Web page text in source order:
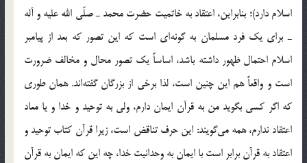
اسلام دارد)؛ بنابراين، اعتقاد به خاتميت حضرت محمد ـ صلّي الله عليه و آله
ـ براي يك فرد مسلمان به گونه‌اي است كه اين تصور كه بعد از پيامبر
اسلام احتمال ظهور داشته باشد، اساساً يك تصور محال و مخالف ضرورت
است و واقعاً هم اين چنين است، لذا برخي از بزرگان گفته‌اند. همان طوري
كه اگر كسي بگويد من به قرآن ايمان دارم، ولي به توحيد و خدا و يا معاد
اعتقاد ندارم، همه مي‌گويند: اين حرف تناقض است، زيرا قرآن كتاب توحيد و
اعتقاد به قرآن برابر است با ايمان به وحدانيت خدا، چه اين كه ايمان به قرآن